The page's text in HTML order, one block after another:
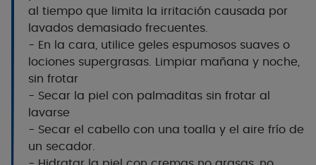
al tiempo que limita la irritación causada por
lavados demasiado frecuentes.
- En la cara, utilice geles espumosos suaves o
lociones supergrasas. Limpiar mañana y noche,
sin frotar
- Secar la piel con palmaditas sin frotar al
lavarse
- Secar el cabello con una toalla y el aire frío de
un secador.